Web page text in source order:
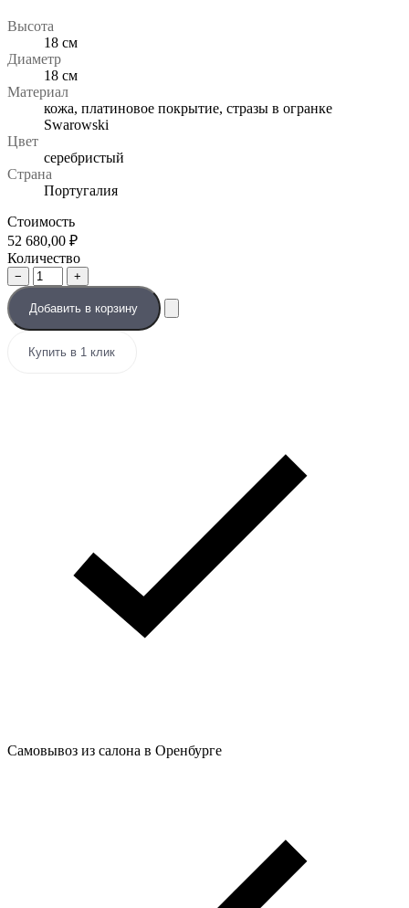
Высота
18 см
Диаметр
18 см
Материал
кожа, платиновое покрытие, стразы в огранке
Swarowski
Цвет
серебристый
Страна
Португалия
Стоимость
52 680,00 ₽
Количество
− +
Добавить в корзину
Купить в 1 клик
Самовывоз из салона в Оренбурге